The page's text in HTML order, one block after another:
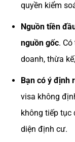
quyền kiểm
Nguồn tiền
nguồn gốc.
doanh, thừa
Bạn có ý định
visa không
không tiếp tục
diện định cư.